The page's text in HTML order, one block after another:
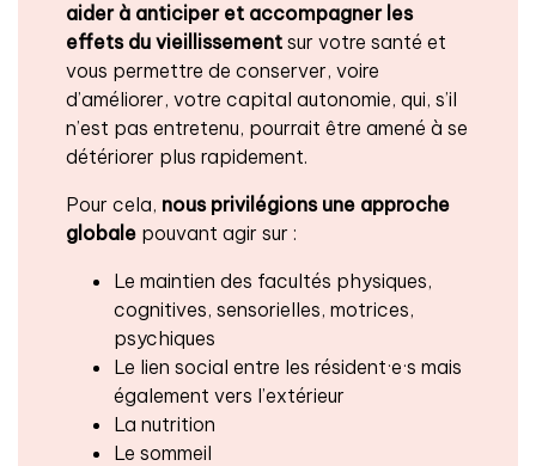
aider à anticiper et accompagner les
effets du vieillissement sur votre santé et
vous permettre de conserver, voire
d’améliorer, votre capital autonomie, qui, s’il
n’est pas entretenu, pourrait être amené à se
détériorer plus rapidement.
Pour cela, nous privilégions une approche
globale pouvant agir sur :
Le maintien des facultés physiques,
cognitives, sensorielles, motrices,
psychiques
Le lien social entre les résident·e·s mais
également vers l’extérieur
La nutrition
Le sommeil